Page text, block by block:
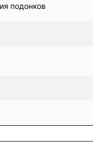
подонков